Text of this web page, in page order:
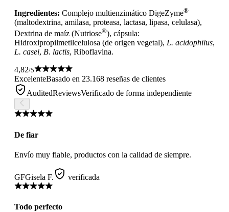
Ingredientes: Complejo multienzimático DigeZyme®
(maltodextrina, amilasa, proteasa, lactasa, lipasa, celulasa),
Dextrina de maíz (Nutriose®), cápsula:
Hidroxipropilmetilcelulosa (de origen vegetal), L. acidophilus,
L. casei, B. lactis, Riboflavina.
4,82/5
ExcelenteBasado en 23.168 reseñas de clientes
AuditedReviewsVerificado de forma independiente
De fiar
Envío muy fiable, productos con la calidad de siempre.
GFGisela F. verificada
Todo perfecto